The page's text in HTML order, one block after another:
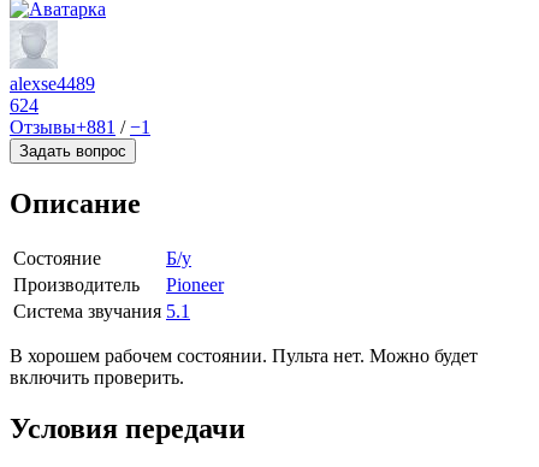
alexse4489
624
Отзывы+881 /−1
Задать вопрос
Описание
Состояние
Б/у
Производитель
Pioneer
Система звучания 5.1
В хорошем рабочем состоянии. Пульта нет. Можно будет
включить проверить.
Условия передачи